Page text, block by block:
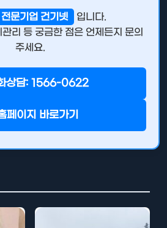
문기업 건기넷
입니다.
리 등 궁금한 점은 언제든지 문의
주세요.
상담: 1566-0622
페이지 바로가기